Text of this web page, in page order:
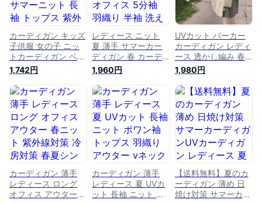
カバー パーカー レ
ディース 長袖 薄手
フェイスカバー 軽量
送料無料
カーディガン キッズ
子供服 女の子 ニッ
トカーディガン ベビ
ー サマーニット 長
袖 トップス 紫外線
カット UVカット 冷
房対策 ニット 羽織
り 薄手 春 夏 秋 送料
無料
1,742円
レディース ニット
夏 薄手 サマーカー
ディガン 春 カーデ
ィガン オフィス 5分
袖 羽織り 半袖 洗え
る ニットカーディガ
ン 接触冷感 Vネック
日焼け止め トップス
冷房対策 ゆったり
春夏秋 アウター 涼
しい 韓国ファッショ
ン UVカット カーデ
通勤 紫外線対策 七
分袖
1,960円
UVカット パーカー
カーディガン レディ
ース 透かし編み 春
ニット ゆったり 薄
手 軽量 羽織り 紫外
線対策 エアコン対策
トップス アウター
涼しい 無地 長袖 前
開き 春 夏 パーカー
カジュアル トップス
通勤 普段着 お出か
け 春 夏
1,980円
カーディガン 薄手
レディース ロング
オフィス アウター
カーディガン 薄手
レディース 夏 UVカ
ット 長袖 ニット ポ
【送料無料】夏のカ
ーディガン 薄め 日
焼け対策 サマーカー